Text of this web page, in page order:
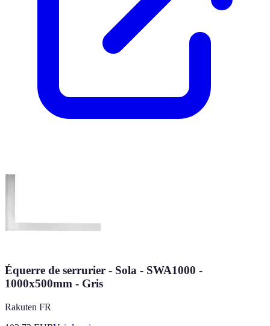
Équerre de serrurier - Sola - SWA1000 -
1000x500mm - Gris
Rakuten FR